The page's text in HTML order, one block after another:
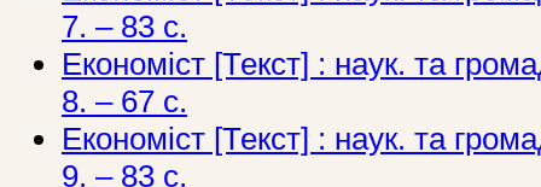
7. – 83 с.
Економіст [Текст] : наук. та
8. – 67 с.
Економіст [Текст] : наук. та
9. – 83 с.